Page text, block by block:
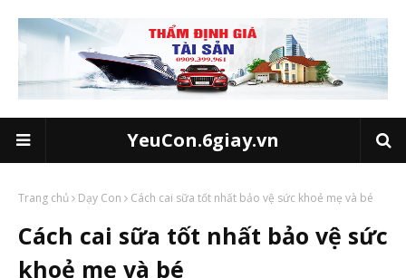
YeuCon.6giay.vn
Trang chủ Dạy Con Cách cai sữa tốt nhất bảo vệ sức khoẻ mẹ và bé
Cách cai sữa tốt nhất bảo vệ sức
khoẻ mẹ và bé